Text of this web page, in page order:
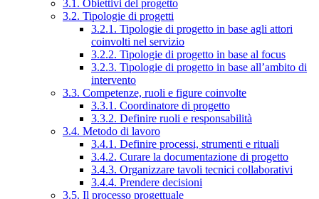
3.1. Obiettivi del progetto
3.2. Tipologie di progetti
3.2.1. Tipologie di progetto in base agli attori
coinvolti nel servizio
3.2.2. Tipologie di progetto in base al focus
3.2.3. Tipologie di progetto in base all’ambito di
intervento
3.3. Competenze, ruoli e figure coinvolte
3.3.1. Coordinatore di progetto
3.3.2. Definire ruoli e responsabilità
3.4. Metodo di lavoro
3.4.1. Definire processi, strumenti e rituali
3.4.2. Curare la documentazione di progetto
3.4.3. Organizzare tavoli tecnici collaborativi
3.4.4. Prendere decisioni
3.5. Il processo progettuale